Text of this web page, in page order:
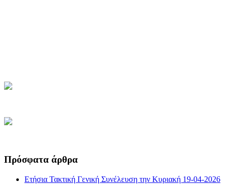
Πρόσφατα άρθρα
Ετήσια Τακτική Γενική Συνέλευση την Κυριακή 19-04-2026